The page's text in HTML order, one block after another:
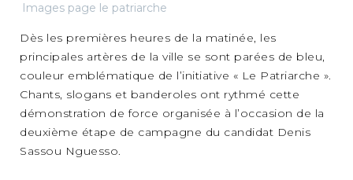
Images page le patriarche
Dès les premières heures de la matinée, les
principales artères de la ville se sont parées de bleu,
couleur emblématique de l’initiative « Le Patriarche ».
Chants, slogans et banderoles ont rythmé cette
démonstration de force organisée à l’occasion de la
deuxième étape de campagne du candidat Denis
Sassou Nguesso.